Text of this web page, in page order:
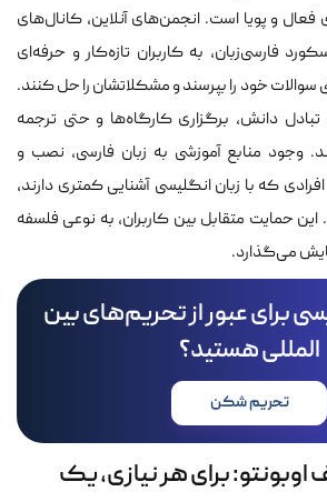
و پویا است. انجمن‌های آنلاین، کانال‌های
فارسی‌زبان، به کاربران تازه‌کار و حرفه‌ای
خود را بپرسند و مشکلاتشان را حل کنند.
تبادل دانش، برگزاری کارگاه‌ها و حتی ترجمه
وجود منابع آموزشی به زبان فارسی، نصب و
افرادی که با زبان انگلیسی آشنایی کمتری دارند،
حمایت متقابل بین کاربران، به نوعی فلسفه
می‌گذارد.
برای عبور از تحریم‌های بین
المللی هستید؟
تحریم شکن
برای هر نیازی، یک